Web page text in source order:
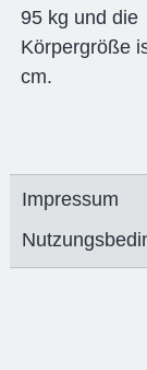
95 kg und die
Körpergröße
cm.
Impressum